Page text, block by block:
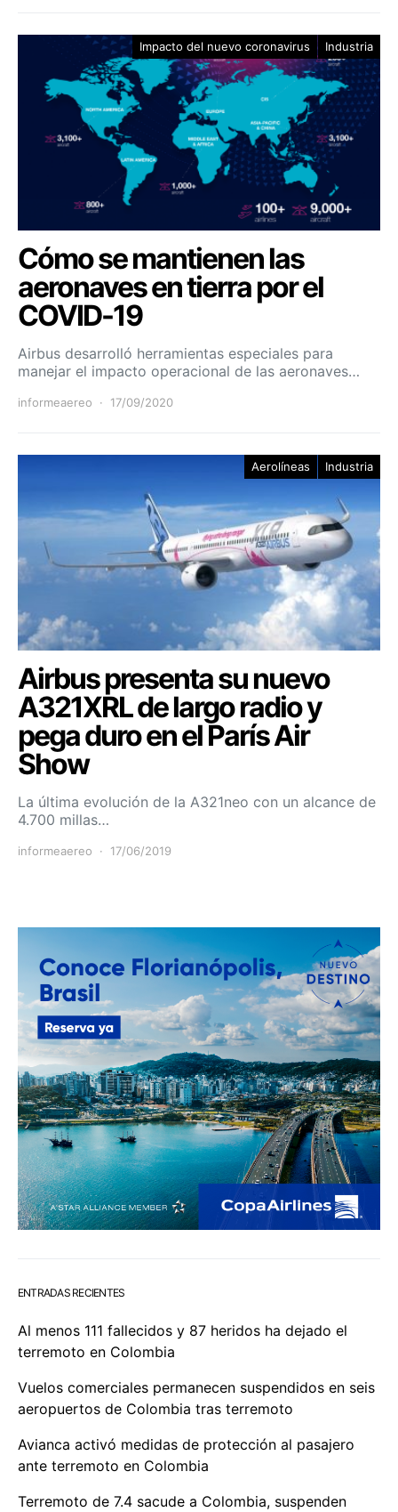
Impacto del nuevo coronavirus Industria
Cómo se mantienen las
aeronaves en tierra por el
COVID-19
Airbus desarrolló herramientas especiales para
manejar el impacto operacional de las aeronaves…
informeaereo 17/09/2020
Aerolíneas Industria
Airbus presenta su nuevo
A321XRL de largo radio y
pega duro en el París Air
Show
La última evolución de la A321neo con un alcance de
4.700 millas…
informeaereo 17/06/2019
ENTRADAS RECIENTES
Al menos 111 fallecidos y 87 heridos ha dejado el
terremoto en Colombia
Vuelos comerciales permanecen suspendidos en seis
aeropuertos de Colombia tras terremoto
Avianca activó medidas de protección al pasajero
ante terremoto en Colombia
Terremoto de 7.4 sacude a Colombia, suspenden